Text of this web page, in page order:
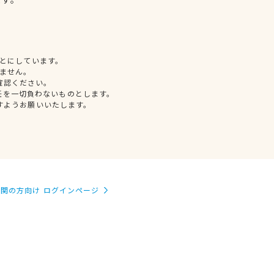
しています。
せん。
ください。
一切負わないものとします。
うお願いいたします。
の方向け ログインページ